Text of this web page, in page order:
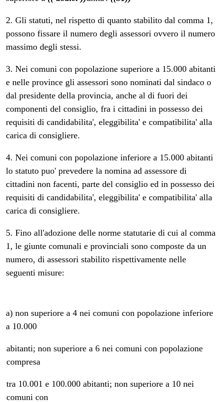
2. Gli statuti, nel rispetto di quanto stabilito dal comma 1,
possono fissare il numero degli assessori ovvero il numero
massimo degli stessi.
3. Nei comuni con popolazione superiore a 15.000 abitanti
e nelle province gli assessori sono nominati dal sindaco o
dal presidente della provincia, anche al di fuori dei
componenti del consiglio, fra i cittadini in possesso dei
requisiti di candidabilita', eleggibilita' e compatibilita' alla
carica di consigliere.
4. Nei comuni con popolazione inferiore a 15.000 abitanti
lo statuto puo' prevedere la nomina ad assessore di
cittadini non facenti, parte del consiglio ed in possesso dei
requisiti di candidabilita', eleggibilita' e compatibilita' alla
carica di consigliere.
5. Fino all'adozione delle norme statutarie di cui al comma
1, le giunte comunali e provinciali sono composte da un
numero, di assessori stabilito rispettivamente nelle
seguenti misure:
a) non superiore a 4 nei comuni con popolazione inferiore
a 10.000
abitanti; non superiore a 6 nei comuni con popolazione
compresa
tra 10.001 e 100.000 abitanti; non superiore a 10 nei
comuni con